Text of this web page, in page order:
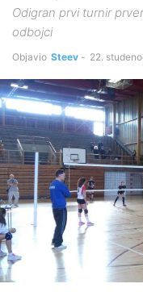
Odigran prvi turnir
odbojci
Objavio Steev - 22.